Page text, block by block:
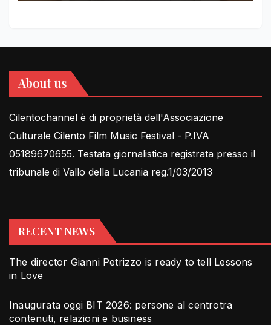
About us
Cilentochannel è di proprietà dell'Associazione
Culturale Cilento Film Music Festival - P.IVA
05189670655. Testata giornalistica registrata presso il
tribunale di Vallo della Lucania reg.1/03/2013
RECENT NEWS
The director Gianni Petrizzo is ready to tell Lessons
in Love
Inaugurata oggi BIT 2026: persone al centrotra
contenuti, relazioni e business